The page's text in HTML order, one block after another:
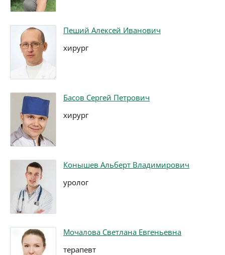
Пеший Алексей Иванович
хирург
Басов Сергей Петрович
хирург
Конышев Альберт Владимирович
уролог
Мочалова Светлана Евгеньевна
терапевт